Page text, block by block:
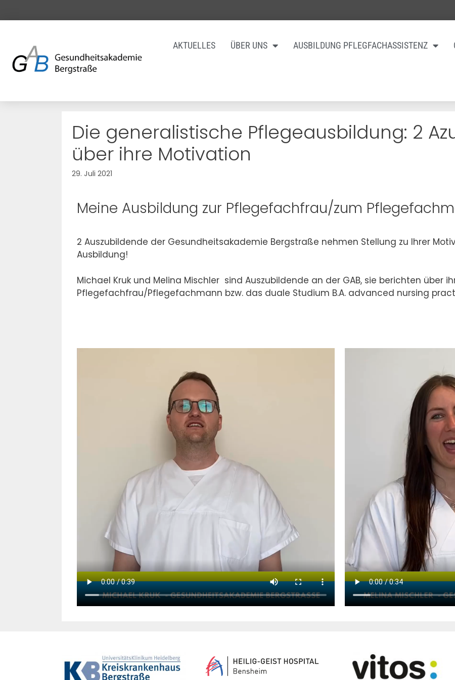
AKTUELLES ÜBER UNS AUSBILDUNG PFLEGFACHASSISTENZ
Die generalistische Pflegeausbildung: 2
über ihre Motivation
29. Juli 2021
Meine Ausbildung zur Pflegefachfrau/zum
2 Auszubildende der Gesundheitsakademie Bergstraße nehmen Stellung zu Ihrer
Ausbildung!
Michael Kruk und Melina Mischler sind Auszubildende an der GAB, sie berichten über
Pflegefachfrau/Pflegefachmann bzw. das duale Studium B.A. advanced nursing